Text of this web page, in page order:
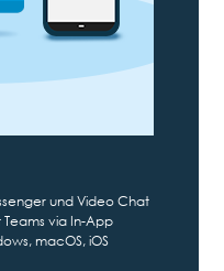
und Video Chat
via In-App
macOS, iOS